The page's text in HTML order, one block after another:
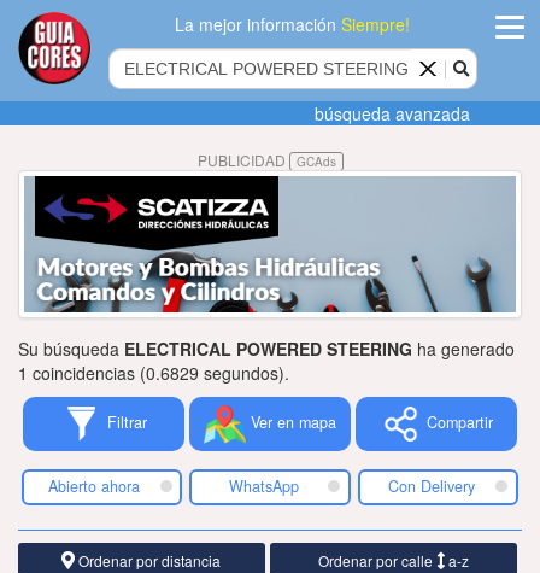
La mejor informaciónSiempre!
Agregar
empresa
datos
Publicidad
Tiendacores
Contactenos
búsqueda avanzada
PUBLICIDAD GCAds
Su búsqueda ELECTRICAL POWERED STEERING ha generado
1 coincidencias (0.6829 segundos).
Filtrar Ver en mapa Compartir
Abierto ahora WhatsApp Con Delivery
Ordenar por distancia Ordenar por calle a-z